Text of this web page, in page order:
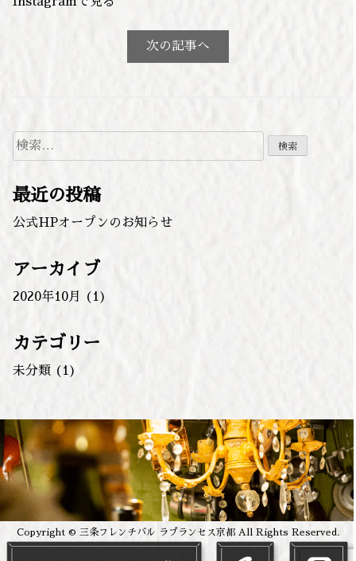
次の記事へ
検
索:
最近の投稿
公式HPオープンのお知らせ
アーカイブ
2020年10月 (1)
カテゴリー
未分類(1)
Copyright © 三条フレンチバル ラプランセス京都 All Rights Reserved.